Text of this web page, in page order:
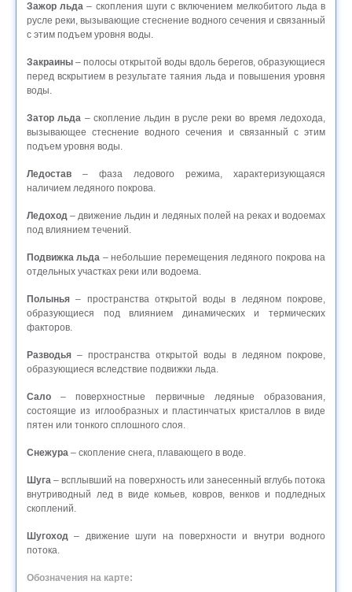
Зажор льда – скопления шуги с включением мелкобитого льда в
русле реки, вызывающие стеснение водного сечения и связанный
с этим подъем уровня воды.
Закраины – полосы открытой воды вдоль берегов, образующиеся
перед вскрытием в результате таяния льда и повышения уровня
воды.
Затор льда – скопление льдин в русле реки во время ледохода,
вызывающее стеснение водного сечения и связанный с этим
подъем уровня воды.
Ледостав – фаза ледового режима, характеризующаяся
наличием ледяного покрова.
Ледоход – движение льдин и ледяных полей на реках и водоемах
под влиянием течений.
Подвижка льда – небольшие перемещения ледяного покрова на
отдельных участках реки или водоема.
Полынья – пространства открытой воды в ледяном покрове,
образующиеся под влиянием динамических и термических
факторов.
Разводья – пространства открытой воды в ледяном покрове,
образующиеся вследствие подвижки льда.
Сало – поверхностные первичные ледяные образования,
состоящие из иглообразных и пластинчатых кристаллов в виде
пятен или тонкого сплошного слоя.
Снежура – скопление снега, плавающего в воде.
Шуга – всплывший на поверхность или занесенный вглубь потока
внутриводный лед в виде комьев, ковров, венков и подледных
скоплений.
Шугоход – движение шуги на поверхности и внутри водного
потока.
Обозначения на карте: